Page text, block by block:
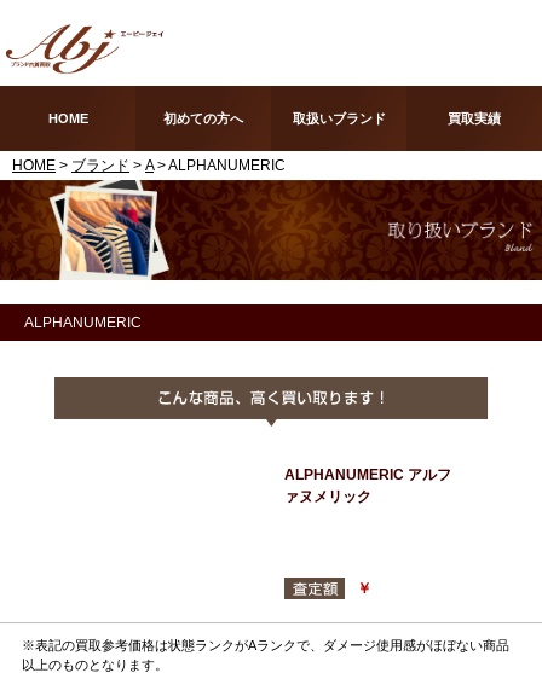
HOME 初めての方へ 取扱いブランド 買取実績
HOME > ブランド > A> ALPHANUMERIC
ALPHANUMERIC
ALPHANUMERIC アルフ
ァヌメリック
￥
※表記の買取参考価格は状態ランクがAランクで、ダメージ使用感がほぼない商品
以上のものとなります。